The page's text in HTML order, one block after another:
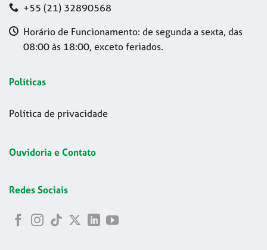
+55 (21) 32890568
Horário de Funcionamento: de segunda a sexta, das
08:00 às 18:00, exceto feriados.
Políticas
Política de privacidade
Ouvidoria e Contato
Redes Sociais